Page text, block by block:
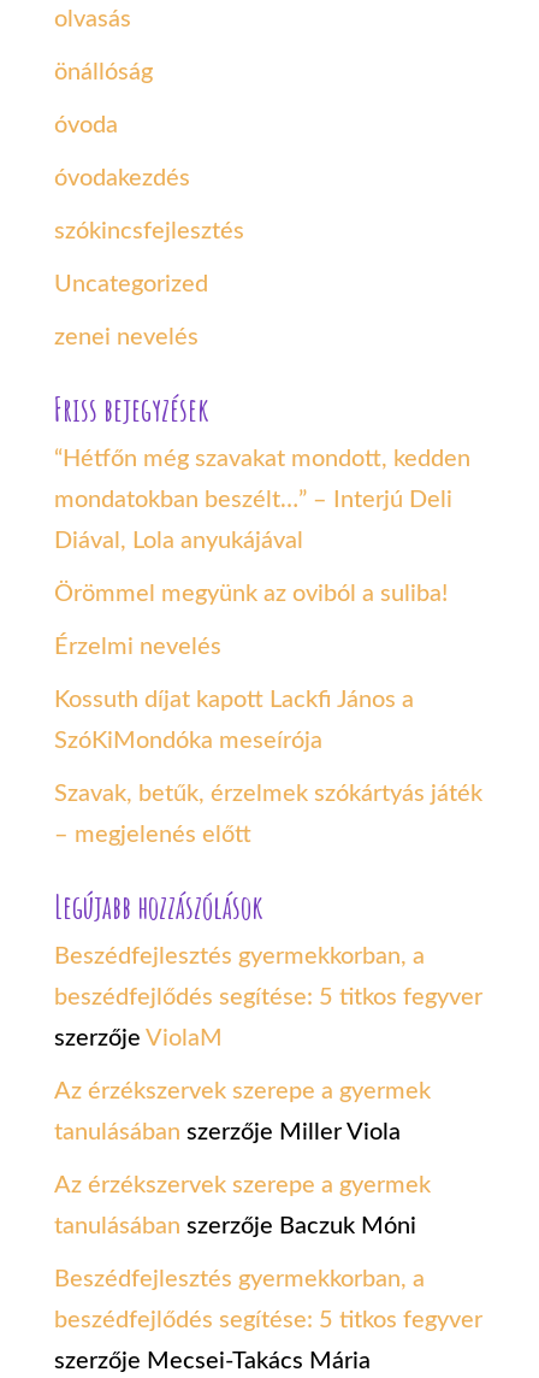
olvasás
önállóság
óvoda
óvodakezdés
szókincsfejlesztés
Uncategorized
zenei nevelés
Friss bejegyzések
“Hétfőn még szavakat mondott, kedden
mondatokban beszélt…” – Interjú Deli
Diával, Lola anyukájával
Örömmel megyünk az oviból a suliba!
Érzelmi nevelés
Kossuth díjat kapott Lackfi János a
SzóKiMondóka meseírója
Szavak, betűk, érzelmek szókártyás játék
– megjelenés előtt
Legújabb hozzászólások
Beszédfejlesztés gyermekkorban, a
beszédfejlődés segítése: 5 titkos fegyver
szerzője ViolaM
Az érzékszervek szerepe a gyermek
tanulásában szerzője Miller Viola
Az érzékszervek szerepe a gyermek
tanulásában szerzője Baczuk Móni
Beszédfejlesztés gyermekkorban, a
beszédfejlődés segítése: 5 titkos fegyver
szerzője Mecsei-Takács Mária